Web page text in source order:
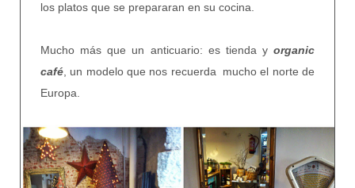
los platos que se prepararan en su cocina.
Mucho más que un anticuario: es tienda y organic
café , un modelo que nos recuerda mucho el norte de
Europa.